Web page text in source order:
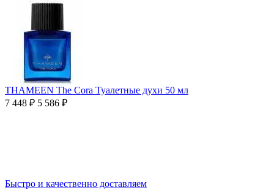
THAMEEN The Cora Туалетные духи 50 мл
7 448 ₽ 5 586 ₽
Быстро и качественно доставляем